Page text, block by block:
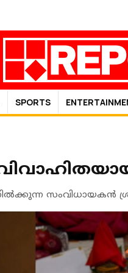
SPORTS
സംവിധായകൻ